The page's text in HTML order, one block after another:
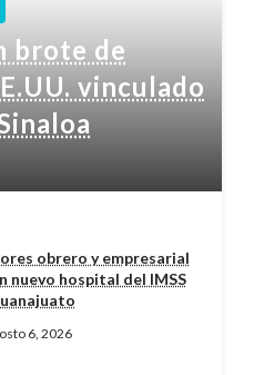
brote de
vinculado
obrero y empresarial
nuevo hospital del IMSS
6, 2026